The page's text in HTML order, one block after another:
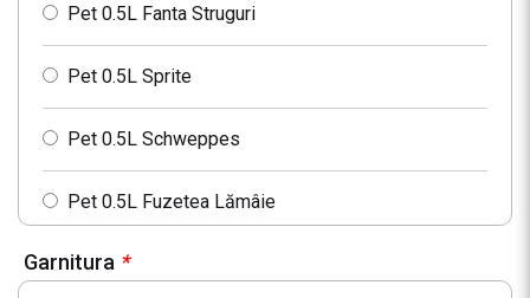
Pet 0.5L Fanta Struguri
Pet 0.5L Sprite
Pet 0.5L Schweppes
Pet 0.5L Fuzetea Lămâie
Pet 0.5L Fuzetea Piersici
Garnitura *